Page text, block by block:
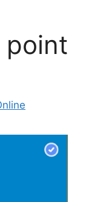
point